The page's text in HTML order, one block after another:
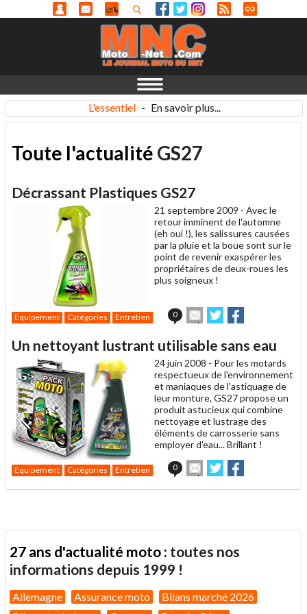
L'essentiel - En savoir plus...
Toute l'actualité GS27
Décrassant Plastiques GS27
21 septembre 2009 - Avec le
retour imminent de l'automne
(eh oui !), les salissures causées
par la pluie et la boue sont sur le
point de revenir exaspérer les
propriétaires de deux-roues les
plus soigneux !
Equipement Catégories Entretien 0
Envoyer
cet
à
un
ami
Partager
sur sur
Un nettoyant lustrant utilisable sans eau
24 juin 2008 - Pour les motards
respectueux de l'environnement
et maniaques de l'astiquage de
leur monture, GS27 propose un
produit astucieux qui combine
nettoyage et lustrage des
éléments de carrosserie sans
employer d'eau... Brillant !
Equipement Catégories Entretien 0
Envoyer
cet
article
Partager
sur
Twitter
sur
Facebook
27 ans d'actualité moto : toutes nos
informations depuis 1999 !
Allemagne Assurance moto
Bilans marché 2026